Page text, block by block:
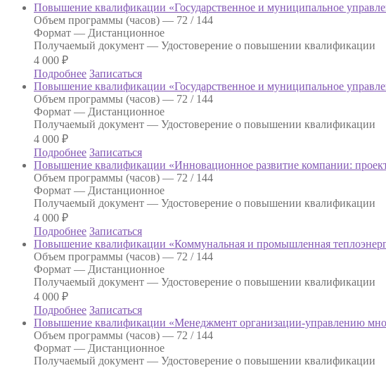
Повышение квалификации «Государственное и муниципальное
Объем программы (часов) — 72 / 144
Формат — Дистанционное
Получаемый документ — Удостоверение о повышении квалификации
4 000 ₽
Подробнее Записаться
Повышение квалификации «Государственное и муниципальное
Объем программы (часов) — 72 / 144
Формат — Дистанционное
Получаемый документ — Удостоверение о повышении квалификации
4 000 ₽
Подробнее Записаться
Повышение квалификации «Инновационное развитие компании:
Объем программы (часов) — 72 / 144
Формат — Дистанционное
Получаемый документ — Удостоверение о повышении квалификации
4 000 ₽
Подробнее Записаться
Повышение квалификации «Коммунальная и промышленная
Объем программы (часов) — 72 / 144
Формат — Дистанционное
Получаемый документ — Удостоверение о повышении квалификации
4 000 ₽
Подробнее Записаться
Повышение квалификации «Менеджмент организации-управлению
Объем программы (часов) — 72 / 144
Формат — Дистанционное
Получаемый документ — Удостоверение о повышении квалификации